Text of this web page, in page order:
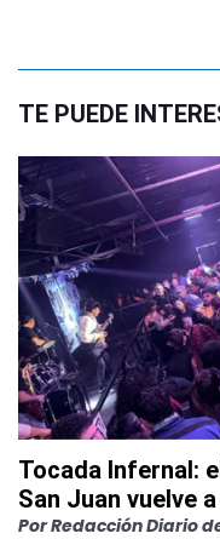
TE PUEDE
Tocada Infernal:
San Juan vuelve
PorRedacción Diario